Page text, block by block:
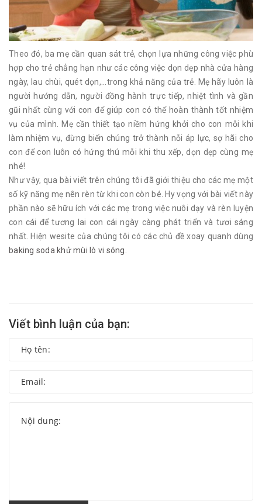
Theo đó, ba mẹ cần quan sát trẻ, chọn lựa những công việc phù
hợp cho trẻ chẳng hạn như các công việc dọn dẹp nhà cửa hàng
ngày, lau chùi, quét dọn,...trong khả năng của trẻ. Mẹ hãy luôn là
người hướng dẫn, người đồng hành trực tiếp, nhiệt tình và gần
gũi nhất cùng với con để giúp con có thể hoàn thành tốt nhiệm
vụ của mình. Mẹ cần thiết tạo niềm hứng khởi cho con mỗi khi
làm nhiệm vụ, đừng biến chúng trở thành nỗi áp lực, sợ hãi cho
con để con luôn có hứng thú mỗi khi thu xếp, dọn dẹp cùng mẹ
nhé!
Như vậy, qua bài viết trên chúng tôi đã giới thiệu cho các mẹ một
số kỹ năng mẹ nên rèn từ khi con còn bé. Hy vọng với bài viết này
phần nào sẽ hữu ích với các mẹ trong việc nuôi dạy và rèn luyện
con cái để tương lai con cái ngày càng phát triển và tươi sáng
nhất. Hiện wesite của chúng tôi có các chủ đề xoay quanh dùng
baking soda khử mùi lò vi sóng
Viết bình luận của bạn: